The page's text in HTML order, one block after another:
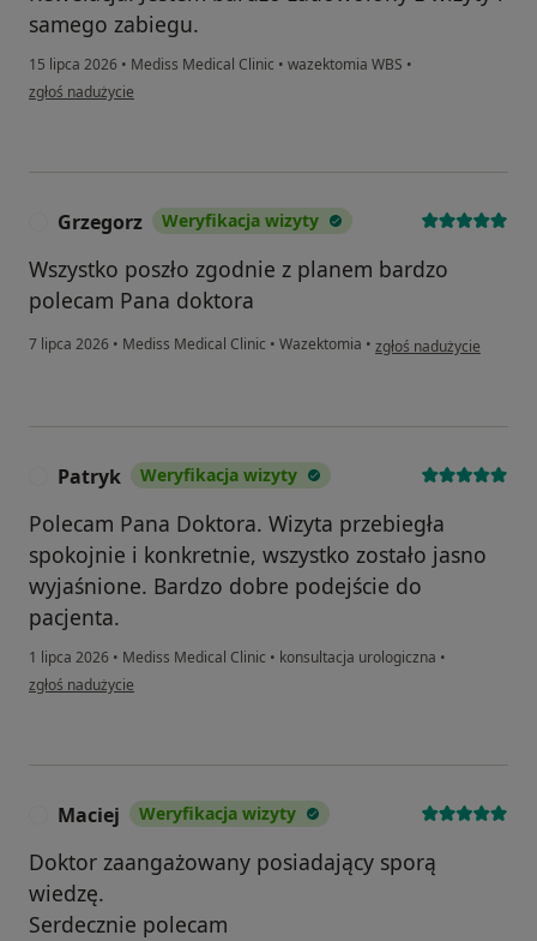
samego zabiegu.
15 lipca 2026 • Mediss Medical Clinic • wazektomia WBS •
w opinii użytkownika BJ
zgłoś nadużycie
Grzegorz Weryfikacja wizyty
Wszystko poszło zgodnie z planem bardzo
polecam Pana doktora
7 lipca 2026 • Mediss Medical Clinic • Wazektomia • w opinii użytkownika
zgłoś nadużycie
Patryk Weryfikacja wizyty
Polecam Pana Doktora. Wizyta przebiegła
spokojnie i konkretnie, wszystko zostało jasno
wyjaśnione. Bardzo dobre podejście do
pacjenta.
1 lipca 2026 • Mediss Medical Clinic • konsultacja urologiczna •
w opinii użytkownika Patryk
zgłoś nadużycie
Maciej Weryfikacja wizyty
Doktor zaangażowany posiadający sporą
wiedzę.
Serdecznie polecam